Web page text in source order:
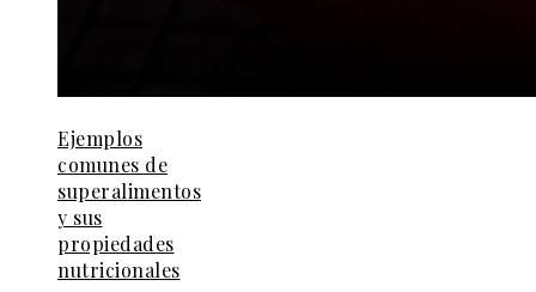
Ejemplos
comunes de
superalimentos
y sus
propiedades
nutricionales